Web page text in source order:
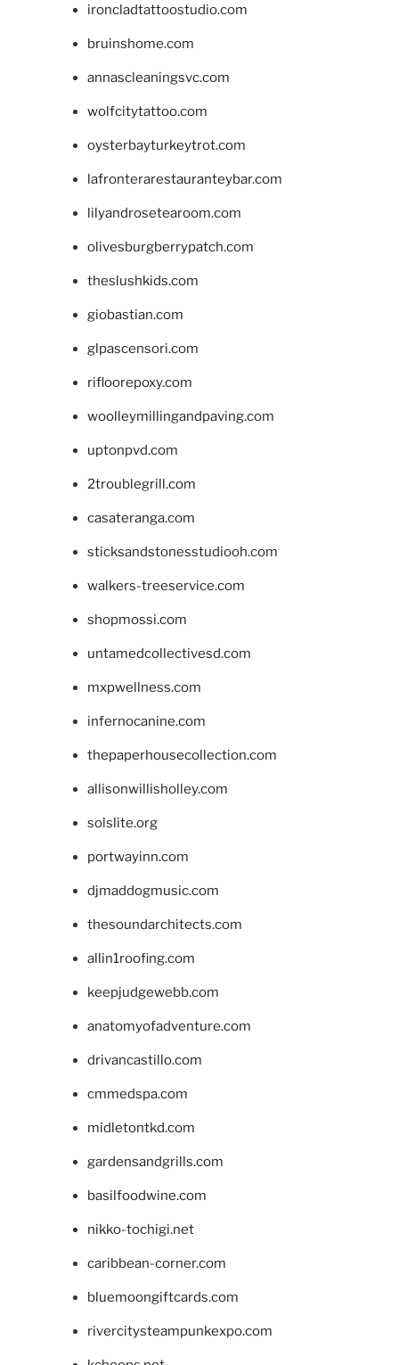
ironcladtattoostudio.com
bruinshome.com
annascleaningsvc.com
wolfcitytattoo.com
oysterbayturkeytrot.com
lafronterarestauranteybar.com
lilyandrosetearoom.com
olivesburgberrypatch.com
theslushkids.com
giobastian.com
glpascensori.com
rifloorepoxy.com
woolleymillingandpaving.com
uptonpvd.com
2troublegrill.com
casateranga.com
sticksandstonesstudiooh.com
walkers-treeservice.com
shopmossi.com
untamedcollectivesd.com
mxpwellness.com
infernocanine.com
thepaperhousecollection.com
allisonwillisholley.com
solslite.org
portwayinn.com
djmaddogmusic.com
thesoundarchitects.com
allin1roofing.com
keepjudgewebb.com
anatomyofadventure.com
drivancastillo.com
cmmedspa.com
midletontkd.com
gardensandgrills.com
basilfoodwine.com
nikko-tochigi.net
caribbean-corner.com
bluemoongiftcards.com
rivercitysteampunkexpo.com